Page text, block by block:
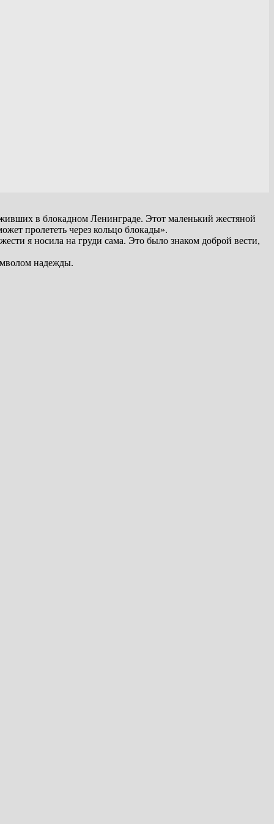
в блокадном Ленинграде. Этот маленький жестяной
пролететь через кольцо блокады».
я носила на груди сама. Это было знаком доброй вести,
надежды.